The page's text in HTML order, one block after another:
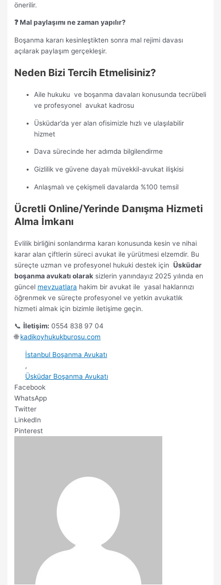
önerilir.
❓ Mal paylaşımı ne zaman yapılır?
Boşanma kararı kesinleştikten sonra mal rejimi davası
açılarak paylaşım gerçekleşir.
Neden Bizi Tercih Etmelisiniz?
Aile hukuku ve boşanma davaları konusunda tecrübeli
ve profesyonel avukat kadrosu
Üsküdar’da yer alan ofisimizle hızlı ve ulaşılabilir
hizmet
Dava sürecinde her adımda bilgilendirme
Gizlilik ve güvene dayalı müvekkil-avukat ilişkisi
Anlaşmalı ve çekişmeli davalarda %100 temsil
Ücretli Online/Yerinde Danışma Hizmeti
Alma İmkanı
Evlilik birliğini sonlandırma kararı konusunda kesin ve nihai
karar alan çiftlerin süreci avukat ile yürütmesi elzemdir. Bu
süreçte uzman ve profesyonel hukuki destek içinÜsküdar
boşanma avukatı olarak sizlerin yanındayız 2025 yılında en
güncel mevzuatlara hakim bir avukat ile yasal haklarınızı
öğrenmek ve süreçte profesyonel ve yetkin avukatlık
hizmeti almak için bizimle iletişime geçin.
📞İletişim: 0554 838 97 04
🌐kadikoyhukukburosu.com
İstanbul Boşanma Avukatı
,
Üsküdar Boşanma Avukatı
Facebook
WhatsApp
Twitter
LinkedIn
Pinterest